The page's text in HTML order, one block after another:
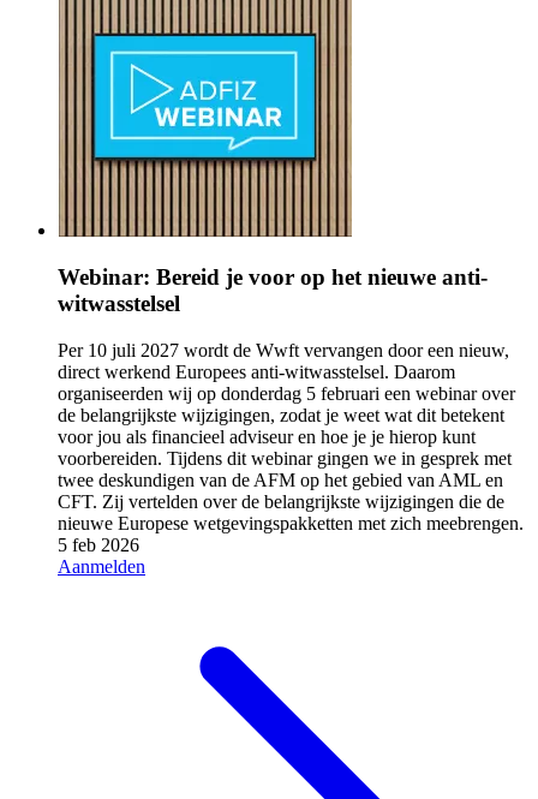
Webinar: Bereid je voor op het nieuwe anti-
witwasstelsel
Per 10 juli 2027 wordt de Wwft vervangen door een nieuw,
direct werkend Europees anti-witwasstelsel. Daarom
organiseerden wij op donderdag 5 februari een webinar over
de belangrijkste wijzigingen, zodat je weet wat dit betekent
voor jou als financieel adviseur en hoe je je hierop kunt
voorbereiden. Tijdens dit webinar gingen we in gesprek met
twee deskundigen van de AFM op het gebied van AML en
CFT. Zij vertelden over de belangrijkste wijzigingen die de
nieuwe Europese wetgevingspakketten met zich meebrengen.
5 feb 2026
Aanmelden